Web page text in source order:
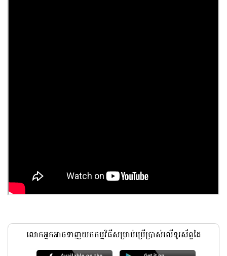
លោកអ្នកអាចទាញយកកម្មវិធីសម្រាប់ប្រើប្រាស់លើទូរស័ព្ទដៃ